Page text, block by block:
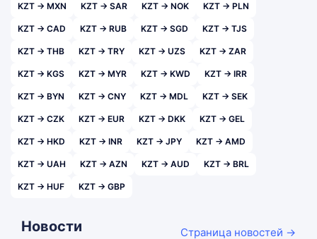
KZT → MXN KZT → SAR KZT → NOK KZT → PLN
KZT → CAD KZT → RUB KZT → SGD KZT → TJS
KZT → THB KZT → TRY KZT → UZS KZT → ZAR
KZT → KGS KZT → MYR KZT → KWD KZT → IRR
KZT → BYN KZT → CNY KZT → MDL KZT → SEK
KZT → CZK KZT → EUR KZT → DKK KZT → GEL
KZT → HKD KZT → INR KZT → JPY KZT → AMD
KZT → UAH KZT → AZN KZT → AUD KZT → BRL
KZT → HUF KZT → GBP
Новости Страница новостей →